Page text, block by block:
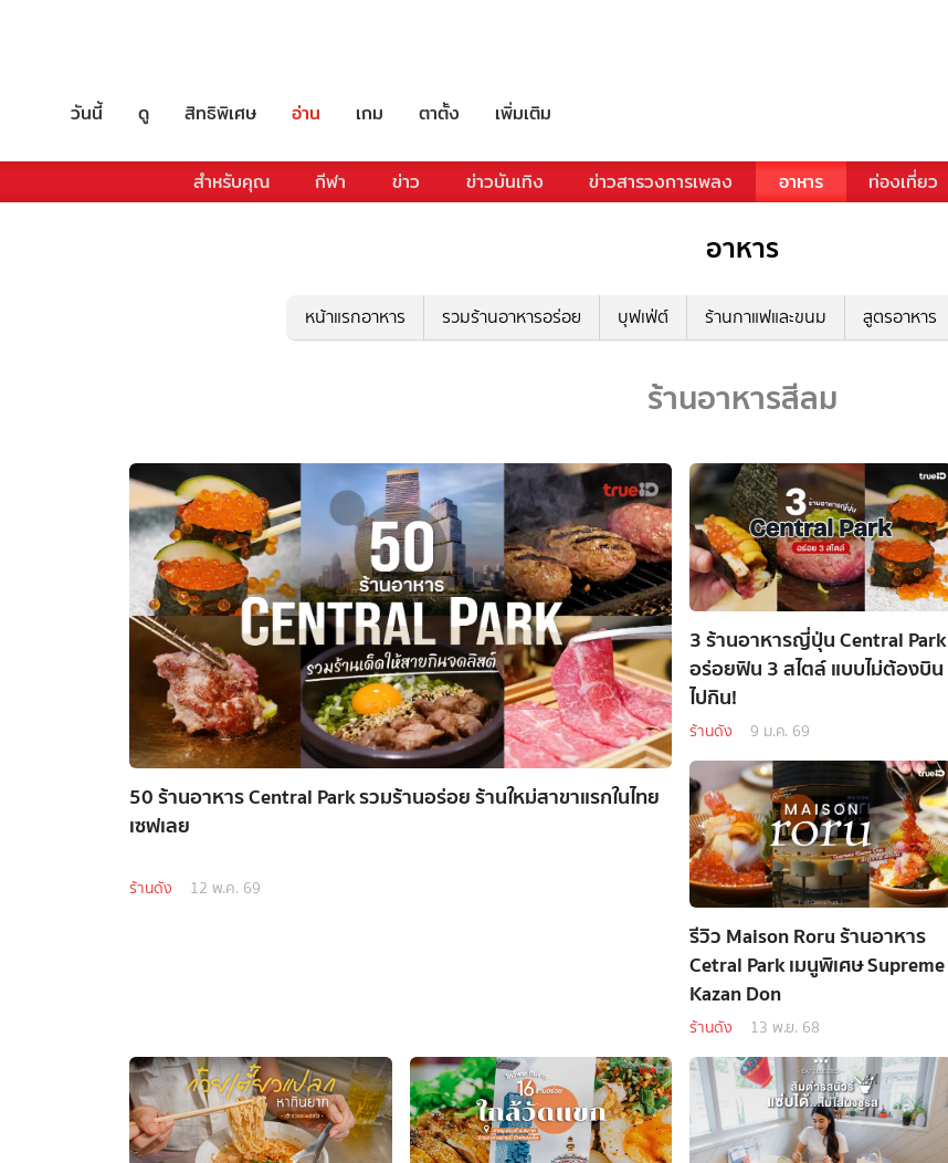
วันนี้ ดู สิทธิพิเศษ อ่าน เกม ตาตั้ง เพิ่มเติม
สำหรับคุณ กีฬา ข่าว ข่าวบันเทิง ข่าวสารวงการเพลง อาหาร ท่องเที่ยว
อาหาร
หน้าแรกอาหาร รวมร้านอาหารอร่อย บุฟเฟ่ต์ ร้านกาแฟและขนม สูตรอาหาร
ร้านอาหารสีลม
50 ร้านอาหาร Central Park รวมร้านอร่อย ร้านใหม่สาขาแรกในไทย
เซฟเลย
ร้านดัง 12 พ.ค. 69
3 ร้านอาหารญี่ปุ่น Central Park
อร่อยฟิน 3 สไตล์ แบบไม่ต้องบิน
ไปกิน!
ร้านดัง 9 ม.ค. 69
รีวิว Maison Roru ร้านอาหาร
Cetral Park เมนูพิเศษ Supreme
Kazan Don
ร้านดัง 13 พ.ย. 68